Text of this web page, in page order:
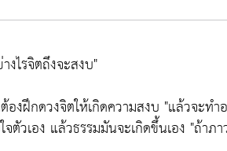
งไรจิตถึงจะสงบ"
องฝึกดวงจิตให้เกิดความสงบ "แล้วจะทำ
จตัวเอง แล้วธรรมมันจะเกิดขึ้นเอง "ถ้าภ